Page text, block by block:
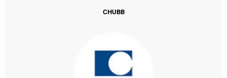
CHUBB